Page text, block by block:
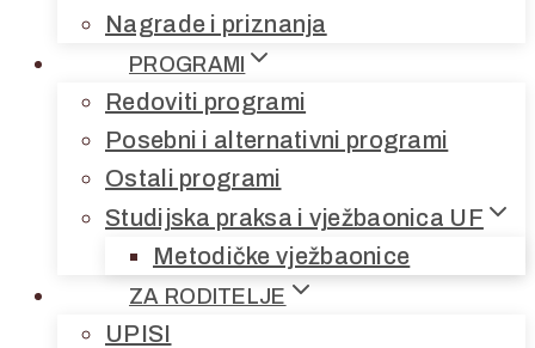
Nagrade i priznanja
PROGRAMI
Redoviti programi
Posebni i alternativni programi
Ostali programi
Studijska praksa i vježbaonica UF
Metodičke vježbaonice
ZA RODITELJE
UPISI